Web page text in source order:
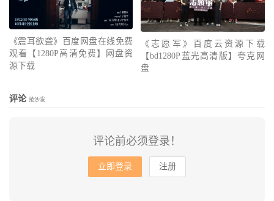
《震耳欲聋》百度网盘在线免费
观看【1280P高清免费】网盘资
源下载
《志愿军》百度云资源下载
【bd1280P蓝光高清版】夸克网
盘
评论 抢沙发
评论前必须登录！
立即登录 注册